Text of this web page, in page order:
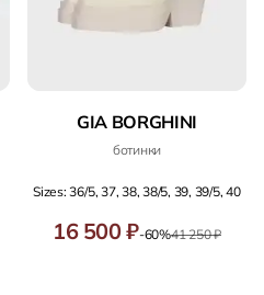
GIA BORGHINI
ботинки
Sizes: 36/5, 37, 38, 38/5, 39, 39/5, 40
16 500 ₽-60%41 250 ₽